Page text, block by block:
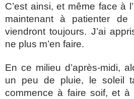
C’est ainsi, et même face à
maintenant à patienter de
viendront toujours. J’ai
ne plus m’en faire.
En ce milieu d’après-midi,
un peu de pluie, le soleil
commence à faire soif, et à